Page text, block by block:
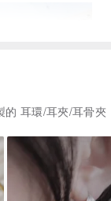
的 耳環/耳夾/耳骨夾